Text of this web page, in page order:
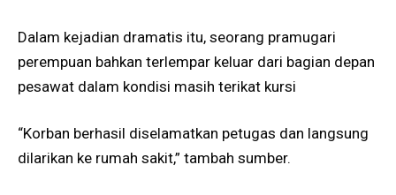
Dalam kejadian dramatis itu, seorang pramugari
perempuan bahkan terlempar keluar dari bagian depan
pesawat dalam kondisi masih terikat kursi
“Korban berhasil diselamatkan petugas dan langsung
dilarikan ke rumah sakit,” tambah sumber.